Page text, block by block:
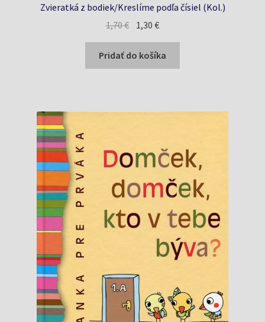
Zvieratká z bodiek/Kreslíme podľa čísiel (Kol.)
1,70€ Pôvodná
cena
bola:
1,70 €.
1,30€Aktuálna
cena
je:
1,30 €.
Pridať do košíka